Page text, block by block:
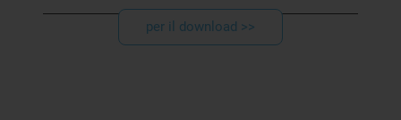
per il download >>